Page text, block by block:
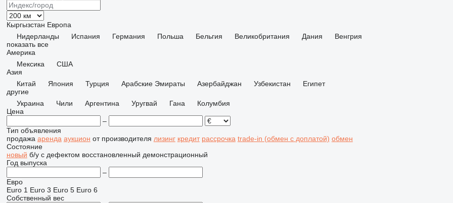
Кыргызстан Европа
Нидерланды
Испания Германия Польша Бельгия Великобритания Дания
Венгрия
показать все
Америка
Мексика
США
Азия
Китай
Япония Турция Арабские Эмираты Азербайджан Узбекистан
Египет
другие
Украина
Чили Аргентина Уругвай Гана
Колумбия
Цена
–
Тип объявления
продажа аренда аукцион от производителя лизинг кредит рассрочка trade-in (обмен с доплатой) обмен
Состояние
новый б/у с дефектом восстановленный демонстрационный
Год выпуска
–
Евро
Euro 1 Euro 3 Euro 5 Euro 6
Собственный вес